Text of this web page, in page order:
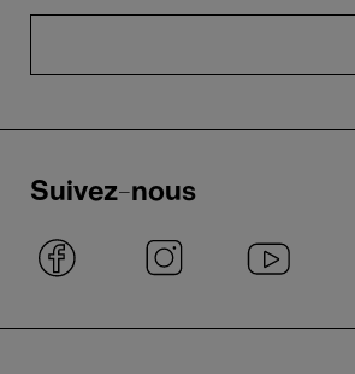
Suivez-nous